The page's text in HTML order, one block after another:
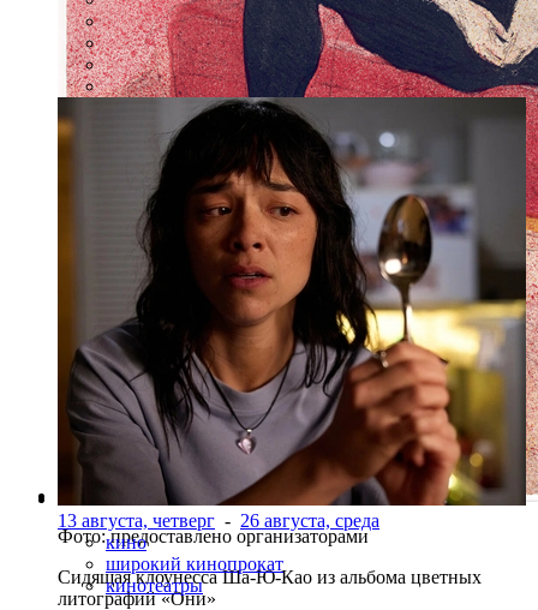
Фото: предоставлено организаторами
Сидящая клоунесса Ша-Ю-Као из альбома цветных
литографий «Они»
13 августа, четверг - 26 августа, среда
кино
широкий кинопрокат
кинотеатры